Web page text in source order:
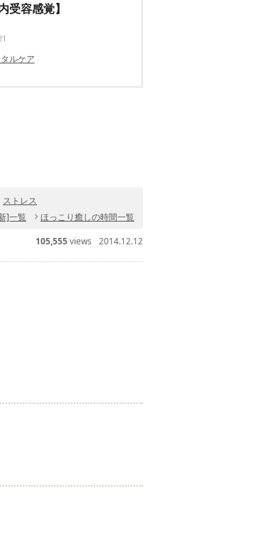
受容感覚】
ルケア
ストレス
]一覧
ほっこり癒しの時間一覧
105,555views 2014.12.12